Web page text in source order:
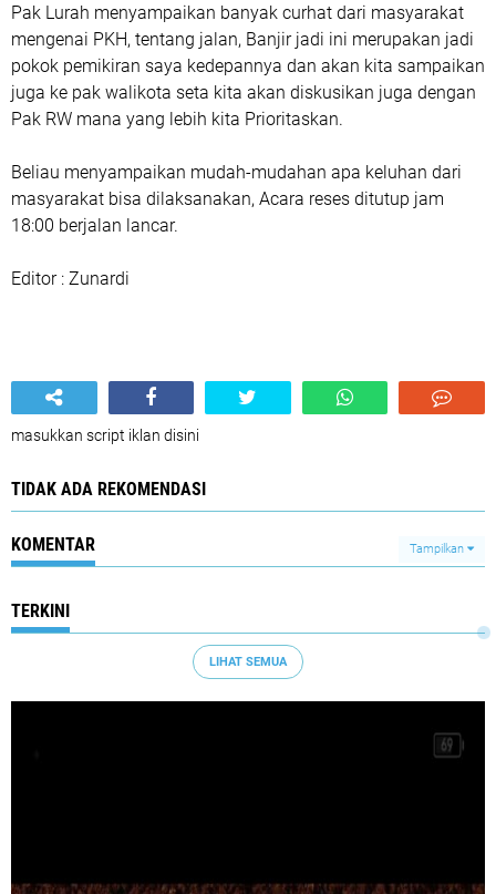
Pak Lurah menyampaikan banyak curhat dari masyarakat
mengenai PKH, tentang jalan, Banjir jadi ini merupakan jadi
pokok pemikiran saya kedepannya dan akan kita sampaikan
juga ke pak walikota seta kita akan diskusikan juga dengan
Pak RW mana yang lebih kita Prioritaskan.
Beliau menyampaikan mudah-mudahan apa keluhan dari
masyarakat bisa dilaksanakan, Acara reses ditutup jam
18:00 berjalan lancar.
Editor : Zunardi
masukkan script iklan disini
TIDAK ADA REKOMENDASI
KOMENTAR Tampilkan
TERKINI
LIHAT SEMUA